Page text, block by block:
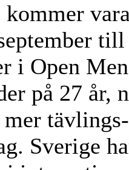
kommer
i Open
på 27 år,
Sverige